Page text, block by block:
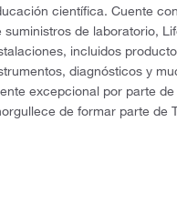
científica. Cuente
suministros de laboratorio,
incluidos
diagnósticos y
excepcional por parte
de formar parte de